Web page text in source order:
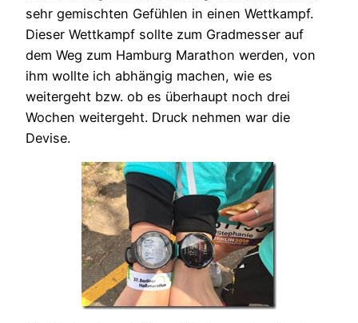
sehr gemischten Gefühlen in einen Wettkampf.
Dieser Wettkampf sollte zum Gradmesser auf
dem Weg zum Hamburg Marathon werden, von
ihm wollte ich abhängig machen, wie es
weitergeht bzw. ob es überhaupt noch drei
Wochen weitergeht. Druck nehmen war die
Devise.